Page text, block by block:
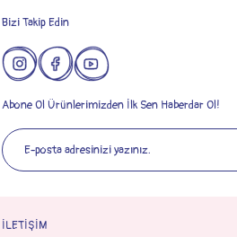
Bizi Takip Edin
Abone Ol Ürünlerimizden İlk Sen Haberdar Ol!
İLETİŞİM